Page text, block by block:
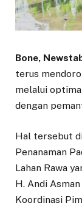
Bone,
terus
melalui
dengan
Hal tersebut
Penanaman
Lahan Rawa
H. Andi
Koordinasi